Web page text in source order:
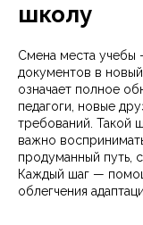
школу
Смена места учебы
документов в
означает полное
педагоги, новые
требований. Такой
важно
продуманный путь,
Каждый шаг —
облегчения